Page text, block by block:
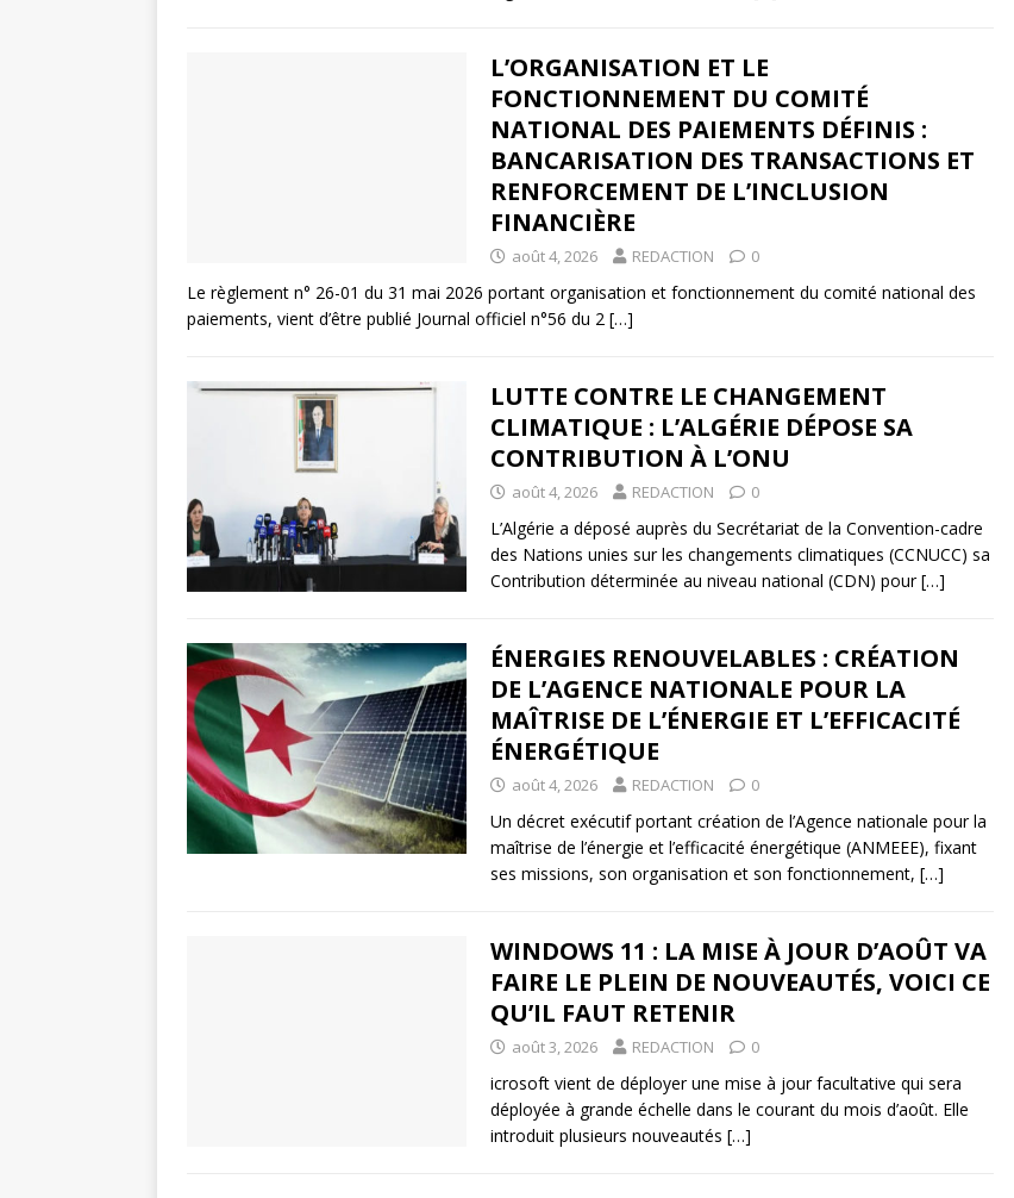
L’ORGANISATION ET LE
FONCTIONNEMENT DU COMITÉ
NATIONAL DES PAIEMENTS DÉFINIS :
BANCARISATION DES TRANSACTIONS ET
RENFORCEMENT DE L’INCLUSION
FINANCIÈRE
août 4, 2026 REDACTION 0
Le règlement n° 26-01 du 31 mai 2026 portant organisation et fonctionnement du comité national des
paiements, vient d’être publié Journal officiel n°56 du 2 […]
LUTTE CONTRE LE CHANGEMENT
CLIMATIQUE : L’ALGÉRIE DÉPOSE SA
CONTRIBUTION À L’ONU
août 4, 2026 REDACTION 0
L’Algérie a déposé auprès du Secrétariat de la Convention-cadre
des Nations unies sur les changements climatiques (CCNUCC) sa
Contribution déterminée au niveau national (CDN) pour[…]
ÉNERGIES RENOUVELABLES : CRÉATION
DE L’AGENCE NATIONALE POUR LA
MAÎTRISE DE L’ÉNERGIE ET L’EFFICACITÉ
ÉNERGÉTIQUE
août 4, 2026 REDACTION 0
Un décret exécutif portant création de l’Agence nationale pour la
maîtrise de l’énergie et l’efficacité énergétique (ANMEEE), fixant
ses missions, son organisation et son fonctionnement, […]
WINDOWS 11 : LA MISE À JOUR D’AOÛT VA
FAIRE LE PLEIN DE NOUVEAUTÉS, VOICI CE
QU’IL FAUT RETENIR
août 3, 2026 REDACTION 0
icrosoft vient de déployer une mise à jour facultative qui sera
déployée à grande échelle dans le courant du mois d’août. Elle
introduit plusieurs nouveautés […]